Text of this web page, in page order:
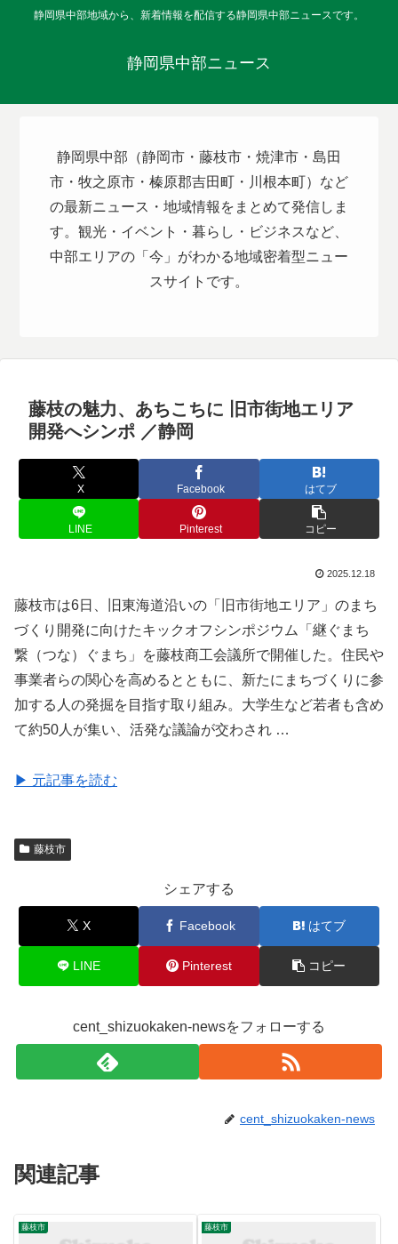
静岡県中部地域から、新着情報を配信する静岡県中部ニュースです。
静岡県中部ニュース
静岡県中部（静岡市・藤枝市・焼津市・島田
市・牧之原市・榛原郡吉田町・川根本町）など
の最新ニュース・地域情報をまとめて発信しま
す。観光・イベント・暮らし・ビジネスなど、
中部エリアの「今」がわかる地域密着型ニュー
スサイトです。
藤枝の魅力、あちこちに 旧市街地エリア
開発へシンポ ／静岡
X Facebook はてブ
LINE Pinterest コピー
2025.12.18
藤枝市は6日、旧東海道沿いの「旧市街地エリア」のまち
づくり開発に向けたキックオフシンポジウム「継ぐまち
繋（つな）ぐまち」を藤枝商工会議所で開催した。住民や
事業者らの関心を高めるとともに、新たにまちづくりに参
加する人の発掘を目指す取り組み。大学生など若者も含め
て約50人が集い、活発な議論が交わされ …
▶ 元記事を読む
藤枝市
シェアする
X Facebook はてブ
LINE Pinterest コピー
cent_shizuokaken-newsをフォローする
cent_shizuokaken-news
関連記事
藤枝市 藤枝市